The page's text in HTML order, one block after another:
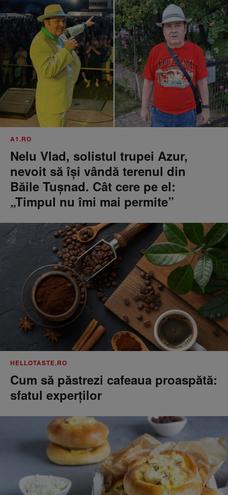
A1.RO
Nelu Vlad, solistul trupei Azur,
nevoit să își vândă terenul din
Băile Tușnad. Cât cere pe el:
„Timpul nu îmi mai permite”
HELLOTASTE.RO
Cum să păstrezi cafeaua proaspătă:
sfatul experților